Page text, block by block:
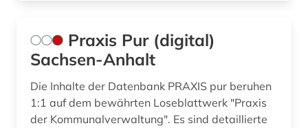
arbeitsförderung (1)
arbeitsgericht (1)
arbeitshilfen (1)
arbeitsmarktforschung (1)
Liechtenstein (3)
Malta (1)
Mecklenburg-Vorpommern (2)
Mittelamerika (4)
Praxis Pur (digital)
Sachsen-Anhalt
Die Inhalte der Datenbank PRAXIS pur beruhen
1:1 auf dem bewährten Loseblattwerk "Praxis
der Kommunalverwaltung". Es sind detaillierte